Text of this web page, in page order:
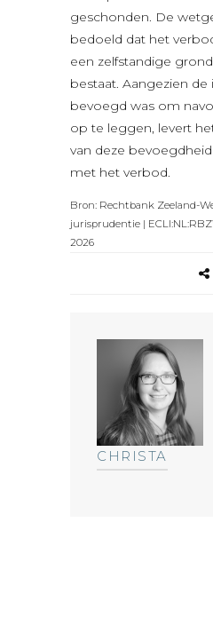
geschonden. De
bedoeld dat het
een zelfstandige
bestaat. Aangezien
bevoegd was om
op te leggen, levert
van deze
met het verbod.
Bron: Rechtbank Zeeland-
jurisprudentie |
2026
CHRISTA